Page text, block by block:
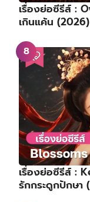
เรื่องย่อซีรีส์ :
เกินแค้น (2026)